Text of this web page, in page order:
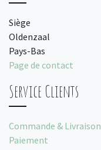
Siège
Oldenzaal
Pays-Bas
Page de contact
Service Clients
Commande & Livraison
Paiement